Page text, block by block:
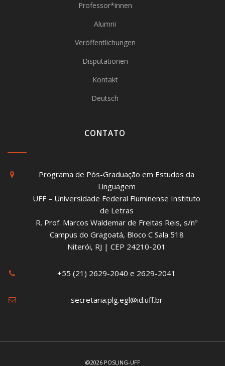
Professor*innen
Alumni
Veröffentlichungen
Disputationen
Kontakt
Deutsch
CONTATO
Programa de Pós-Graduação em Estudos da
Linguagem
UFF – Universidade Federal Fluminense Instituto
de Letras
R. Prof. Marcos Waldemar de Freitas Reis, s/nº
Campus do Gragoatá, Bloco C Sala 518
Niterói, RJ | CEP 24210-201
+55 (21) 2629-2040 e 2629-2041
secretaria.plg.egl@id.uff.br
@2026 POSLING-UFF